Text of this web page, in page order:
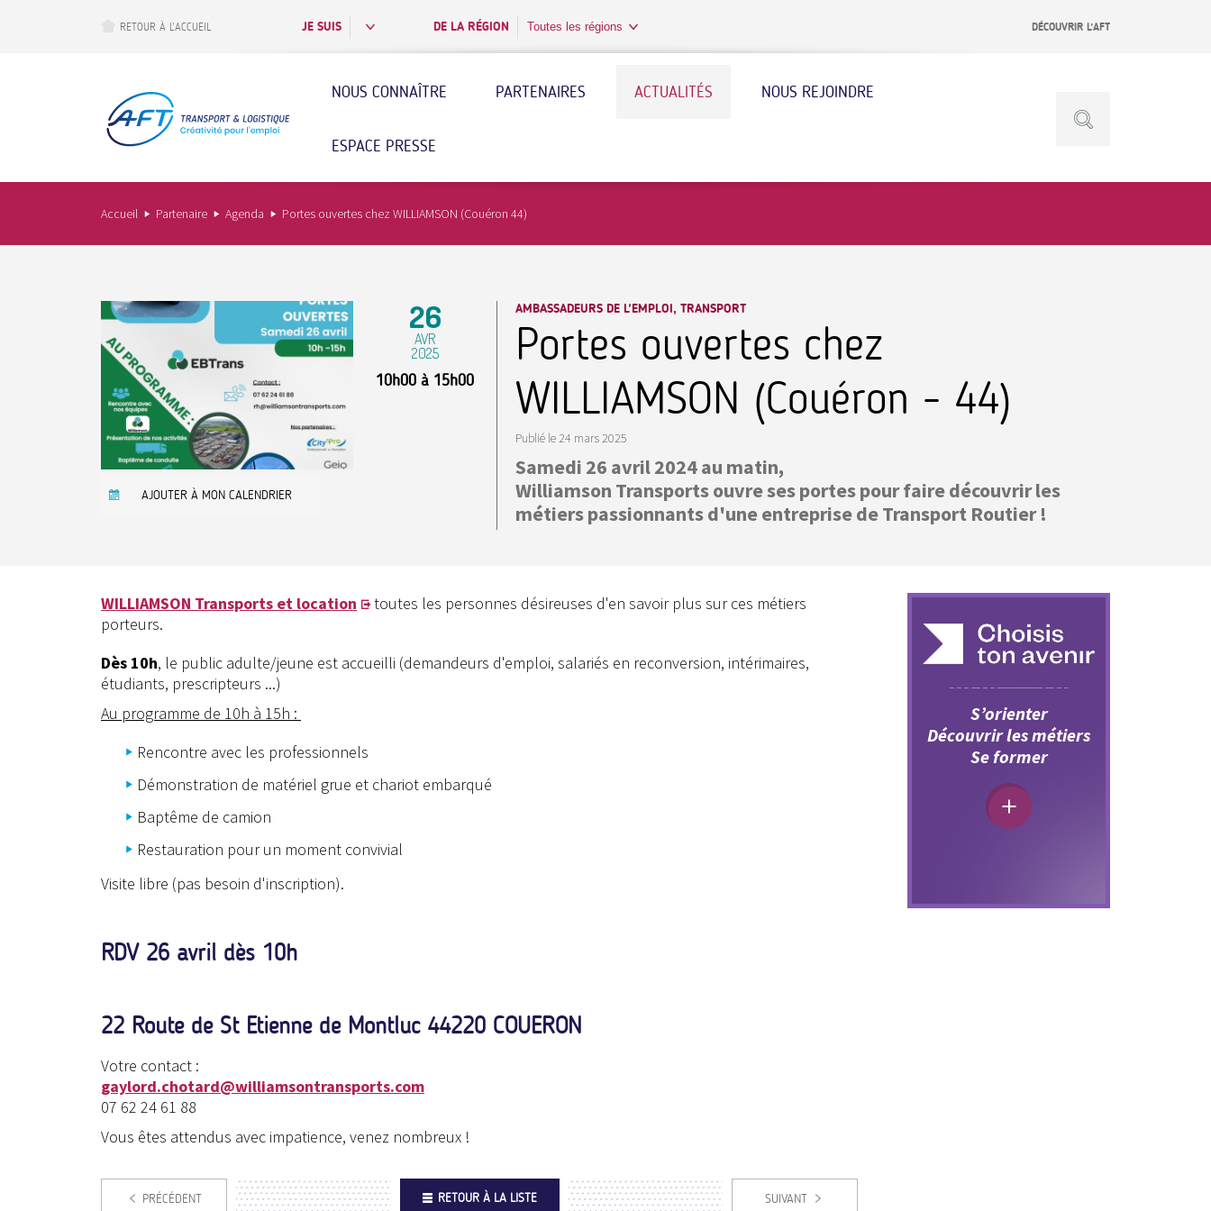
RETOUR À L’ACCUEIL JE SUIS DE LA RÉGION Toutes les régions DÉCOUVRIR L’AFT
NOUS CONNAÎTRE PARTENAIRES ACTUALITÉS NOUS REJOINDRE
ESPACE PRESSE
Accueil Partenaire Agenda Portes ouvertes chez WILLIAMSON (Couéron 44)
AJOUTER À MON CALENDRIER
26
AVR
2025
10h00 à 15h00
AMBASSADEURS DE L'EMPLOI, TRANSPORT
Portes ouvertes chez
WILLIAMSON (Couéron - 44)
Publié le 24 mars 2025
Samedi 26 avril 2024 au matin,
Williamson Transports ouvre ses portes pour faire découvrir les
métiers passionnants d'une entreprise de Transport Routier !
WILLIAMSON Transports et location
toutes les personnes désireuses d'en savoir plus sur ces métiers
porteurs.
Dès 10h, le public adulte/jeune est accueilli (demandeurs d'emploi, salariés en reconversion, intérimaires,
étudiants, prescripteurs ...)
Au programme de 10h à 15h :
Rencontre avec les professionnels
Démonstration de matériel grue et chariot embarqué
Baptême de camion
Restauration pour un moment convivial
Visite libre (pas besoin d'inscription).
RDV 26 avril dès 10h
22 Route de St Etienne de Montluc 44220 COUERON
Votre contact :
gaylord.chotard@williamsontransports.com
07 62 24 61 88
Vous êtes attendus avec impatience, venez nombreux !
PRÉCÉDENT RETOUR À LA LISTE SUIVANT
S’orienter
Découvrir les métiers
Se former